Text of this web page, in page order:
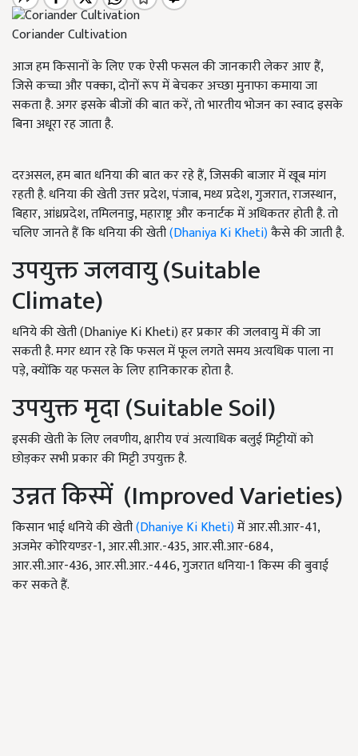
Coriander Cultivation
आज हम किसानों के लिए एक ऐसी फसल की जानकारी लेकर आए हैं,
जिसे कच्चा और पक्का, दोनों रूप में बेचकर अच्छा मुनाफा कमाया जा
सकता है. अगर इसके बीजों की बात करें, तो भारतीय भोजन का स्वाद इसके
बिना अधूरा रह जाता है.
दरअसल, हम बात धनिया की बात कर रहे हैं, जिसकी बाजार में खूब मांग
रहती है. धनिया की खेती उत्तर प्रदेश, पंजाब, मध्य प्रदेश, गुजरात, राजस्थान,
बिहार, आंध्रप्रदेश, तमिलनाडु, महाराष्ट्र और कनार्टक में अधिकतर होती है. तो
चलिए जानते हैं कि धनिया की खेती(Dhaniya Ki Kheti)कैसे की जाती है.
उपयुक्त जलवायु (Suitable
Climate)
धनिये की खेती (Dhaniye Ki Kheti) हर प्रकार की जलवायु में की जा
सकती है. मगर ध्यान रहे कि फसल में फूल लगते समय अत्यधिक पाला ना
पड़े, क्योंकि यह फसल के लिए हानिकारक होता है.
उपयुक्त मृदा (Suitable Soil)
इसकी खेती के लिए लवणीय, क्षारीय एवं अत्याधिक बलुई मिट्टीयों को
छोड़कर सभी प्रकार की मिट्टी उपयुक्त है.
उन्नत किस्में (Improved Varieties)
किसान भाई धनिये की खेती(Dhaniye Ki Kheti)में आर.सी.आर-41,
अजमेर कोरियण्डर-1, आर.सी.आर.-435, आर.सी.आर-684,
आर.सी.आर-436, आर.सी.आर.-446, गुजरात धनिया-1 किस्म की बुवाई
कर सकते हैं.